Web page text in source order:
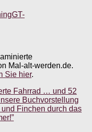
GT-
Mal-alt-werden.de.
Sie hier.
Fahrrad … und 52
Buchvorstellung
und Finchen durch das